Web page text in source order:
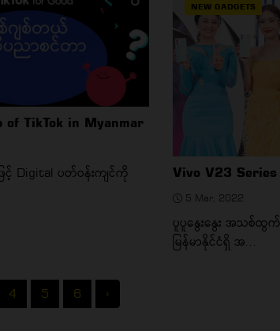
TikTok in Myanmar
ြင့် Digital ပတ်ဝန်းကျင်ကို
NEW GADGETS
Vivo V23
5 Mar, 2022
ပူပူနွေးနွေး အသစ်ထွ
မြန်မာနိုင်ငံရှိ အ...
4 5 6 ›